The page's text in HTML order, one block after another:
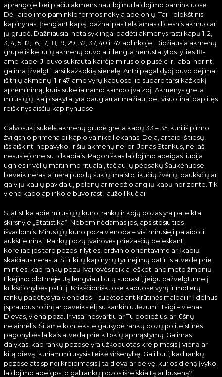
aprangoje bei plačiu akmens naudojimu laidojimo paminkluose.
Dėl laidojimo paminklo formos nekyla abejonių. Tai – plokštinis
kapinynas. Įrengiant kapą, dažnai pasitelkiamas didesnis akmuo ar
jų grupė. Dažniausiai netaisyklingai padėti akmenys rasti kapų 1, 2,
3, 4, 5, 12, 16, 17, 18, 19, 29, 32, 37, 40 ir 47 aplinkoje. Didžiausia akmenų
grupė iš keturių akmenų buvo atidengta nenustatytos lyties 18-
ame kape. Ji buvo sukrauta kairėje mirusiojo pusėje ir, labai norint,
galima įžvelgti tarsi kažkokią sienelę. Antri pagal dydį buvo dėjimai
iš trijų akmenų. 1 ir 47-ame vyrų kapuose jie sudaro tarsi kažkokį
aprėminimą, kuris sukelia namo kampo įvaizdį. Akmenys greta
mirusiųjų, kaip sakyta, yra daugiau ar mažiau, bet visuotinai paplitęs
reiškinys aisčių kapinynuose.
Galvosūkį sukėlė akmenų grupė greta kapų 33 – 35, kuri iš pirmo
žvilgsnio primena pilkapio vainiko liekanas. Deja, ar taip iš tiesų,
išsiaiškinti nepavyko, ir šių akmenų nei dr. Jonas Stankus, nei aš
nesusiejome su pilkapiais. Pagoniškas laidojimo apeigas liudija
ugnies ir vėlių maitinimo ritualai, tačiau jų pėdsakų Šaukėnuose
beveik nerasta: nėra puodų šukių, maisto likučių žvėrių, paukščių ar
galvijų kaulų pavidalu, pelenų ar medžio anglių kapų horizonte. Tik
vieno kapo aplinkoje buvo rasti laužo likučiai.
Statistika apie mirusiųjų kūno, rankų ir kojų pozas yra pateikta
skirsnyje „Statistika“. Nebeminėdamas jos, apsistosiu ties
išvadomis. Mirusiųjų kūno poza vienoda – visi mirusieji palaidoti
aukštielninki. Rankų pozų įvairovės priežasčių beieškant,
koreliacijos tarp pozos ir lyties, erdvinio orientavimo ar įkapių
skaičiaus nerasta. Ši ir kitų kapinynų tyrinėjimų patirtis atvedė prie
minties, kad rankų pozų įvairovės reikia ieškoti ano meto žmonių
tikėjimo plotmėje. Ją lengviau būtų suprasti, jeigu pažvelgtume į
krikščionybės patirtį. Krikščioniškuose kapuose vyrų ir moterų
rankų padėtys yra vienodos – sudėtos ant krūtinės maldai ir į delnus
įspraudus rožinį ar paveikslėlį su kankiniu Jėzumi. Taigi – vienas
Dievas, viena poza. Ir visai nesvarbu ar Tu popiežius, ar lūšnų
nelaimėlis. Šitame kontekste gausybė rankų pozų politeistinės
pagonybės laikais atveda prie kitokių apmąstymų. Galimas
dalykas, kad rankų pozose yra užkoduotas kreipimasis į vieną ar
kitą dievą, kuriam mirusysis teikė viršenybę. Gali būti, kad rankų
pozose atsispindi kreipimasis į tą dievą ar deivę, kurios dieną įvyko
laidojimo apeigos, o gal rankų pozos išreiškia tą ar būseną?